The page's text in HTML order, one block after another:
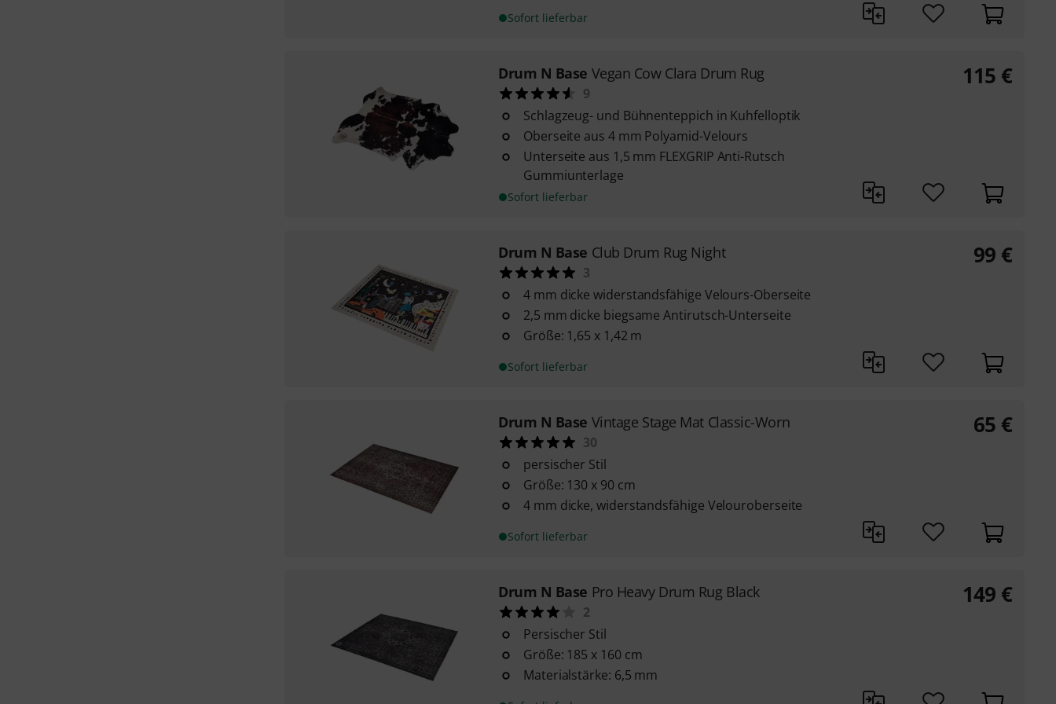
Sofort lieferbar
Drum N Base Vegan Cow Clara Drum Rug
9
Schlagzeug- und Bühnenteppich in Kuhfelloptik
Oberseite aus 4 mm Polyamid-Velours
Unterseite aus 1,5 mm FLEXGRIP Anti-Rutsch
Gummiunterlage
Sofort lieferbar
115 €
Drum N Base Club Drum Rug Night
3
4 mm dicke widerstandsfähige Velours-Oberseite
2,5 mm dicke biegsame Antirutsch-Unterseite
Größe: 1,65 x 1,42 m
Sofort lieferbar
99 €
Drum N Base Vintage Stage Mat Classic-Worn
30
persischer Stil
Größe: 130 x 90 cm
4 mm dicke, widerstandsfähige Velouroberseite
Sofort lieferbar
65 €
Drum N Base Pro Heavy Drum Rug Black
2
Persischer Stil
Größe: 185 x 160 cm
Materialstärke: 6,5 mm
149 €